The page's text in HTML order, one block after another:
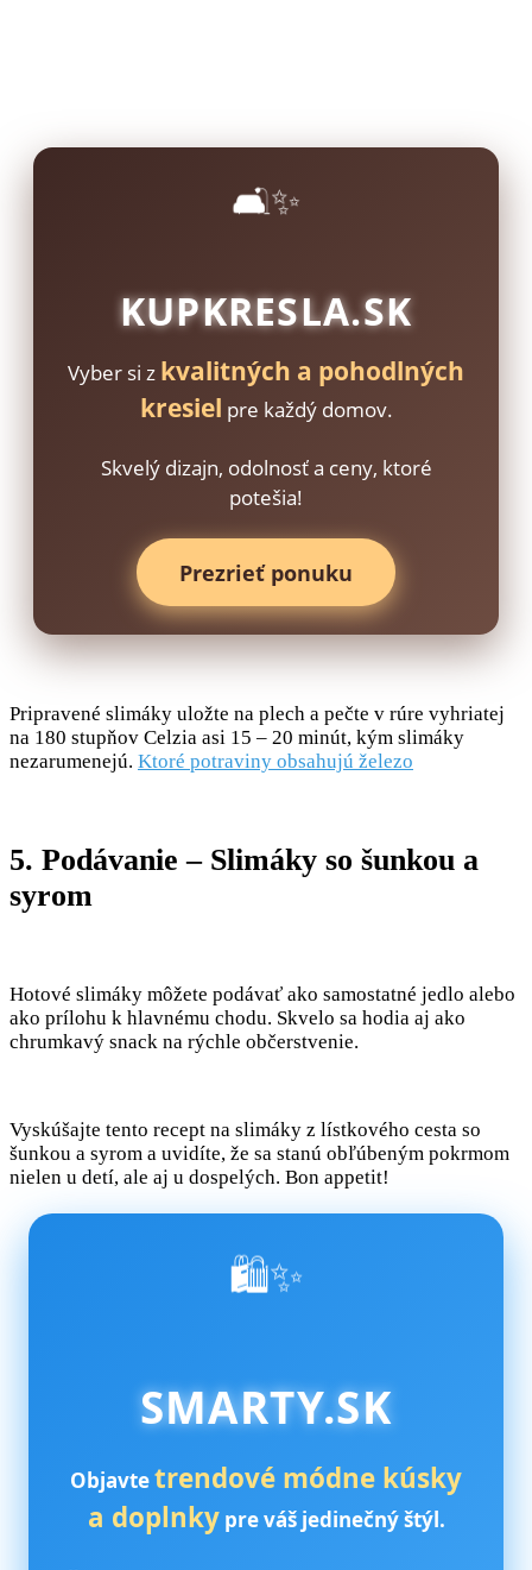
🛋️✨
KUPKRESLA.SK
Vyber si z kvalitných a pohodlných
kresiel pre každý domov.
Skvelý dizajn, odolnosť a ceny, ktoré
potešia!
Prezrieť ponuku
Pripravené slimáky uložte na plech a pečte v rúre vyhriatej
na 180 stupňov Celzia asi 15 – 20 minút, kým slimáky
nezarumenejú. Ktoré potraviny obsahujú železo
5. Podávanie – Slimáky so šunkou a
syrom
Hotové slimáky môžete podávať ako samostatné jedlo alebo
ako prílohu k hlavnému chodu. Skvelo sa hodia aj ako
chrumkavý snack na rýchle občerstvenie.
Vyskúšajte tento recept na slimáky z lístkového cesta so
šunkou a syrom a uvidíte, že sa stanú obľúbeným pokrmom
nielen u detí, ale aj u dospelých. Bon appetit!
🛍️✨
SMARTY.SK
Objavtetrendové módne kúsky
a doplnkypre váš jedinečný štýl.